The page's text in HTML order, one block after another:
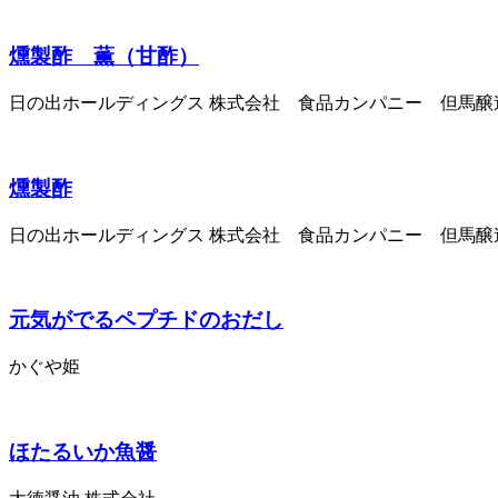
燻製酢 薫（甘酢）
日の出ホールディングス 株式会社 食品カンパニー 但馬醸
燻製酢
日の出ホールディングス 株式会社 食品カンパニー 但馬醸
元気がでるペプチドのおだし
かぐや姫
ほたるいか魚醤